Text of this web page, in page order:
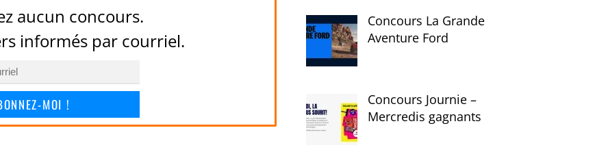
aucun concours.
informés par courriel.
MOI !
Concours La Grande
Aventure Ford
Concours Journie –
Mercredis gagnants